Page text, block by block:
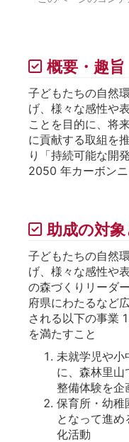
概要・趣旨
子どもたちの自然
げ、様々な感性や
ことを目的に、将
に貢献する取組を
り「持続可能な開
2050 年カーボンニ
助成の対
子どもたちの自然
げ、様々な感性や
の森づくりリーダ
府県にわたるなど
される以下の事業
を満たすこと
未就学児や小
に、森林里
整備体験を企
保育所・幼稚
となって進
化活動